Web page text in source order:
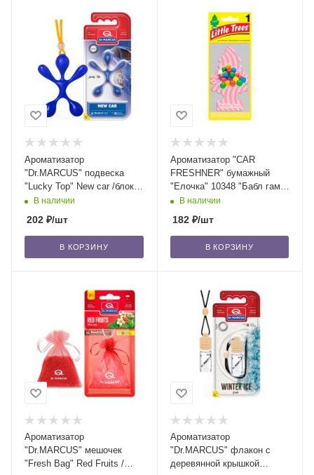
Ароматизатор
"Dr.MARCUS" подвеска
"Lucky Top" New car /блок
14/56В наличии
202 ₽/шт
В КОРЗИНУ
Ароматизатор "CAR
FRESHNER" бумажный
"Елочка" 10348 "Бабл гам"
(Bubble Gum) /блок 24/144
В наличии
182₽/шт
В КОРЗИНУ
Ароматизатор
"Dr.MARСUS" мешочек
"Fresh Bag" Red Fruits /
Ароматизатор
"Dr.MARCUS" флакон с
деревянной крышкой